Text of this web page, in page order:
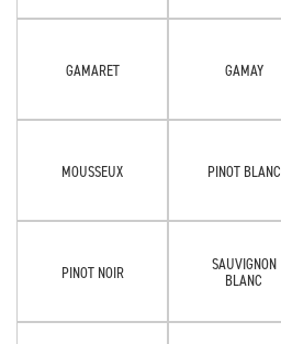
GAMARET GAMAY
MOUSSEUX PINOT BLANC
PINOT NOIR
SAUVIGNON
BLANC